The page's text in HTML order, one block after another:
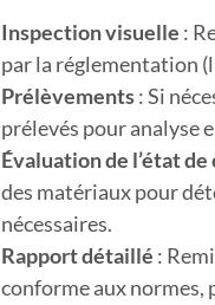
Inspection visuelle :
par la réglementation
Prélèvements: Si
prélevés pour analyse
Évaluation de l’état
des matériaux pour
nécessaires.
Rapport détaillé :
conforme aux normes,